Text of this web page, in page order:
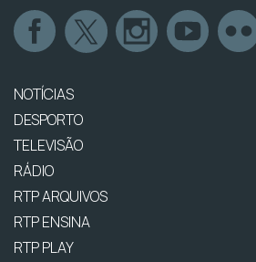
NOTÍCIAS
DESPORTO
TELEVISÃO
RÁDIO
RTP ARQUIVOS
RTP ENSINA
RTP PLAY